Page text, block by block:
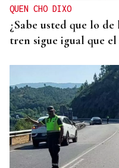
QUEN CHO DIXO
¿Sabe usted que lo
tren sigue igual que el